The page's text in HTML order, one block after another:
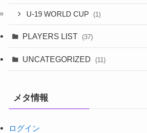
U-19 WORLD CUP (1)
PLAYERS LIST (37)
UNCATEGORIZED (11)
メタ情報
ログイン